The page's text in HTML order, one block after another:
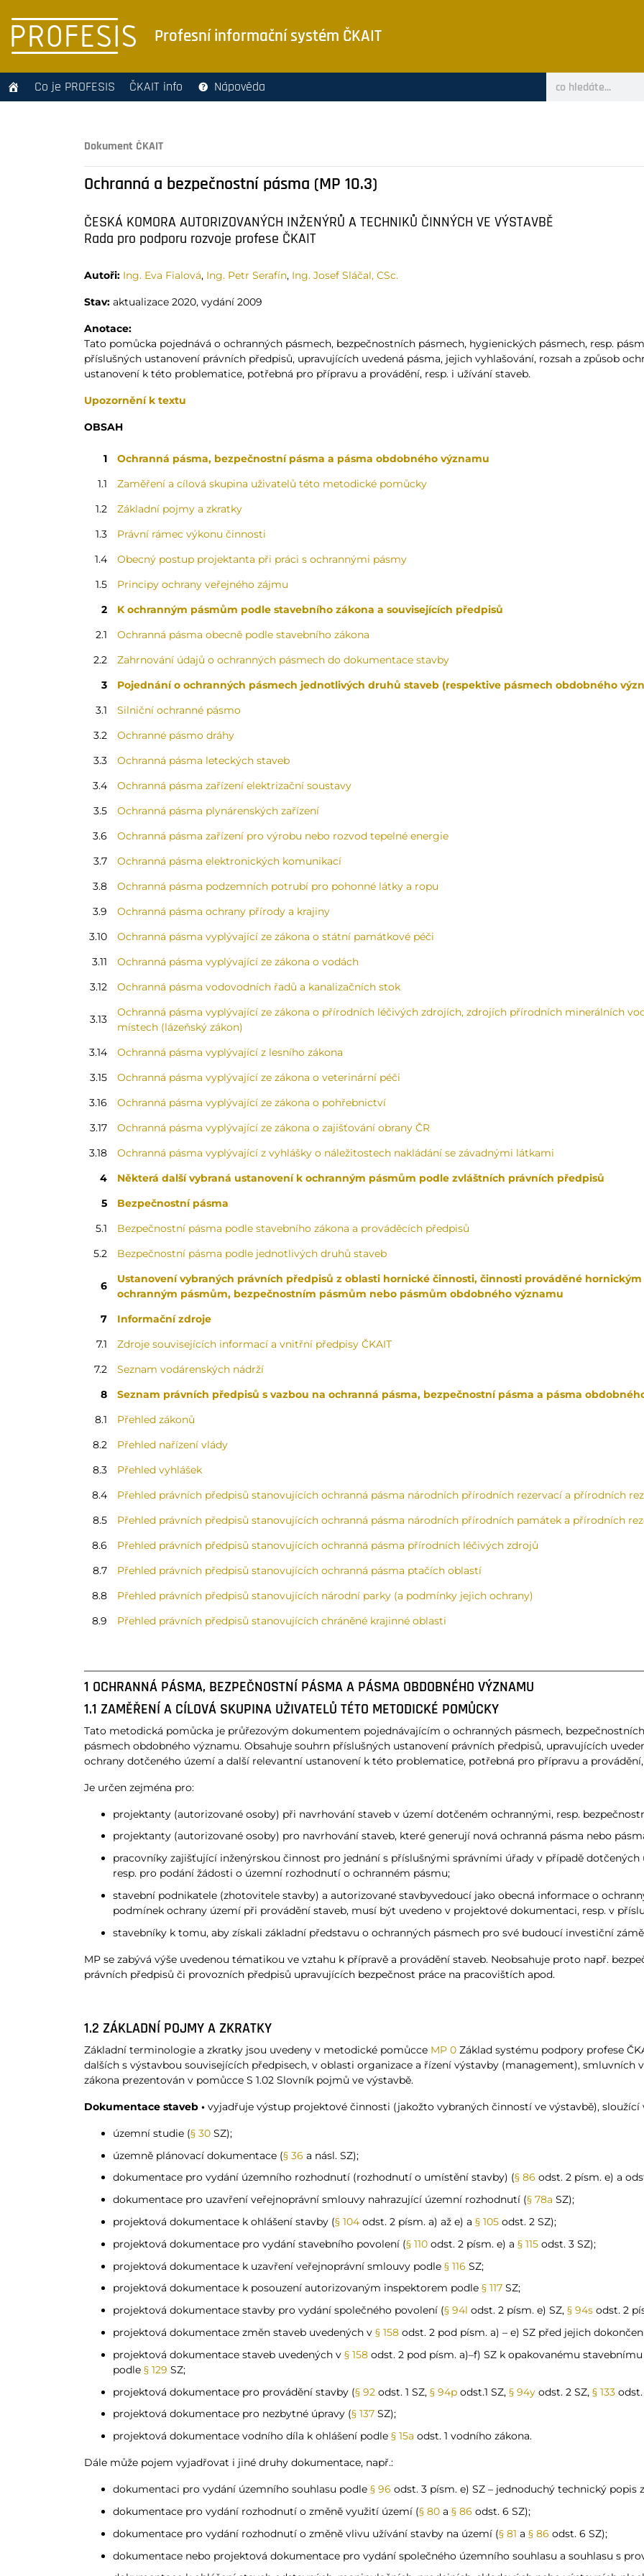
Profesní informační systém ČKAIT
Co je PROFESIS ČKAIT info Nápověda
Dokument ČKAIT
Ochranná a bezpečnostní pásma (MP 10.3)
ČESKÁ KOMORA AUTORIZOVANÝCH INŽENÝRŮ A TECHNIKŮ ČINNÝCH VE VÝSTAVBĚ
Rada pro podporu rozvoje profese ČKAIT
Autoři: Ing. Eva Fialová, Ing. Petr Serafín, Ing. Josef Sláčal, CSc.
Stav: aktualizace 2020, vydání 2009
Anotace:
Tato pomůcka pojednává o ochranných pásmech, bezpečnostních pásmech, hygienických pásmech, resp.
příslušných ustanovení právních předpisů, upravujících uvedená pásma, jejich vyhlašování, rozsah a způsob
ustanovení k této problematice, potřebná pro přípravu a provádění, resp. i užívání staveb.
Upozornění k textu
OBSAH
1
Ochranná pásma, bezpečnostní pásma a pásma obdobného významu
1.1
Zaměření a cílová skupina uživatelů této metodické pomůcky
1.2
Základní pojmy a zkratky
1.3
Právní rámec výkonu činnosti
1.4
Obecný postup projektanta při práci s ochrannými pásmy
1.5
Principy ochrany veřejného zájmu
2
K ochranným pásmům podle stavebního zákona a souvisejících předpisů
2.1
Ochranná pásma obecně podle stavebního zákona
2.2
Zahrnování údajů o ochranných pásmech do dokumentace stavby
3
Pojednání o ochranných pásmech jednotlivých druhů staveb (respektive pásmech obdobného
3.1
Silniční ochranné pásmo
3.2
Ochranné pásmo dráhy
3.3
Ochranná pásma leteckých staveb
3.4
Ochranná pásma zařízení elektrizační soustavy
3.5
Ochranná pásma plynárenských zařízení
3.6
Ochranná pásma zařízení pro výrobu nebo rozvod tepelné energie
3.7
Ochranná pásma elektronických komunikací
3.8
Ochranná pásma podzemních potrubí pro pohonné látky a ropu
3.9
Ochranná pásma ochrany přírody a krajiny
3.10
Ochranná pásma vyplývající ze zákona o státní památkové péči
3.11
Ochranná pásma vyplývající ze zákona o vodách
3.12
Ochranná pásma vodovodních řadů a kanalizačních stok
3.13
Ochranná pásma vyplývající ze zákona o přírodních léčivých zdrojích, zdrojích přírodních minerálních
místech (lázeňský zákon)
3.14
Ochranná pásma vyplývající z lesního zákona
3.15
Ochranná pásma vyplývající ze zákona o veterinární péči
3.16
Ochranná pásma vyplývající ze zákona o pohřebnictví
3.17
Ochranná pásma vyplývající ze zákona o zajišťování obrany ČR
3.18
Ochranná pásma vyplývající z vyhlášky o náležitostech nakládání se závadnými látkami
4
Některá další vybraná ustanovení k ochranným pásmům podle zvláštních právních předpisů
5
Bezpečnostní pásma
5.1
Bezpečnostní pásma podle stavebního zákona a prováděcích předpisů
5.2
Bezpečnostní pásma podle jednotlivých druhů staveb
6
Ustanovení vybraných právních předpisů z oblasti hornické činnosti, činnosti prováděné
ochranným pásmům, bezpečnostním pásmům nebo pásmům obdobného významu
7
Informační zdroje
7.1
Zdroje souvisejících informací a vnitřní předpisy ČKAIT
7.2
Seznam vodárenských nádrží
8
Seznam právních předpisů s vazbou na ochranná pásma, bezpečnostní pásma a pásma
8.1
Přehled zákonů
8.2
Přehled nařízení vlády
8.3
Přehled vyhlášek
8.4
Přehled právních předpisů stanovujících ochranná pásma národních přírodních rezervací a přírodních
8.5
Přehled právních předpisů stanovujících ochranná pásma národních přírodních památek a přírodních
8.6
Přehled právních předpisů stanovujících ochranná pásma přírodních léčivých zdrojů
8.7
Přehled právních předpisů stanovujících ochranná pásma ptačích oblastí
8.8
Přehled právních předpisů stanovujících národní parky (a podmínky jejich ochrany)
8.9
Přehled právních předpisů stanovujících chráněné krajinné oblasti
1 OCHRANNÁ PÁSMA, BEZPEČNOSTNÍ PÁSMA A PÁSMA OBDOBNÉHO VÝZNAMU
1.1 ZAMĚŘENÍ A CÍLOVÁ SKUPINA UŽIVATELŮ TÉTO METODICKÉ POMŮCKY
Tato metodická pomůcka je průřezovým dokumentem pojednávajícím o ochranných pásmech,
pásmech obdobného významu. Obsahuje souhrn příslušných ustanovení právních předpisů, upravujících
ochrany dotčeného území a další relevantní ustanovení k této problematice, potřebná pro přípravu a
Je určen zejména pro:
projektanty (autorizované osoby) při navrhování staveb v území dotčeném ochrannými, resp.
projektanty (autorizované osoby) pro navrhování staveb, které generují nová ochranná pásma nebo
pracovníky zajišťující inženýrskou činnost pro jednání s příslušnými správními úřady v případě
resp. pro podání žádosti o územní rozhodnutí o ochranném pásmu;
stavební podnikatele (zhotovitele stavby) a autorizované stavbyvedoucí jako obecná informace o
podmínek ochrany území při provádění staveb, musí být uvedeno v projektové dokumentaci, resp. v
stavebníky k tomu, aby získali základní představu o ochranných pásmech pro své budoucí investiční
MP se zabývá výše uvedenou tématikou ve vztahu k přípravě a provádění staveb. Neobsahuje proto např.
právních předpisů či provozních předpisů upravujících bezpečnost práce na pracovištích apod.
1.2 ZÁKLADNÍ POJMY A ZKRATKY
Základní terminologie a zkratky jsou uvedeny v metodické pomůcce MP 0 Základ systému podpory profese
dalších s výstavbou souvisejících předpisech, v oblasti organizace a řízení výstavby (management), smluvních
zákona prezentován v pomůcce S 1.02 Slovník pojmů ve výstavbě.
Dokumentace staveb • vyjadřuje výstup projektové činnosti (jakožto vybraných činností ve výstavbě), sloužící
územní studie (§ 30 SZ);
územně plánovací dokumentace (§ 36 a násl. SZ);
dokumentace pro vydání územního rozhodnutí (rozhodnutí o umístění stavby) (§ 86 odst. 2 písm. e) a
dokumentace pro uzavření veřejnoprávní smlouvy nahrazující územní rozhodnutí (§ 78a SZ);
projektová dokumentace k ohlášení stavby (§ 104 odst. 2 písm. a) až e) a § 105 odst. 2 SZ);
projektová dokumentace pro vydání stavebního povolení (§ 110 odst. 2 písm. e) a § 115 odst. 3 SZ);
projektová dokumentace k uzavření veřejnoprávní smlouvy podle § 116 SZ;
projektová dokumentace k posouzení autorizovaným inspektorem podle § 117 SZ;
projektová dokumentace stavby pro vydání společného povolení (§ 94l odst. 2 písm. e) SZ, § 94s odst. 2
projektová dokumentace změn staveb uvedených v § 158 odst. 2 pod písm. a) – e) SZ před jejich
projektová dokumentace staveb uvedených v § 158 odst. 2 pod písm. a)–f) SZ k opakovanému
podle § 129 SZ;
projektová dokumentace pro provádění stavby (§ 92 odst. 1 SZ, § 94p odst.1 SZ, § 94y odst. 2 SZ, § 133 odst.
projektová dokumentace pro nezbytné úpravy (§ 137 SZ);
projektová dokumentace vodního díla k ohlášení podle § 15a odst. 1 vodního zákona.
Dále může pojem vyjadřovat i jiné druhy dokumentace, např.:
dokumentaci pro vydání územního souhlasu podle § 96 odst. 3 písm. e) SZ – jednoduchý technický popis
dokumentace pro vydání rozhodnutí o změně využití území (§ 80 a § 86 odst. 6 SZ);
dokumentace pro vydání rozhodnutí o změně vlivu užívání stavby na území (§ 81 a § 86 odst. 6 SZ);
dokumentace nebo projektová dokumentace pro vydání společného územního souhlasu a souhlasu s